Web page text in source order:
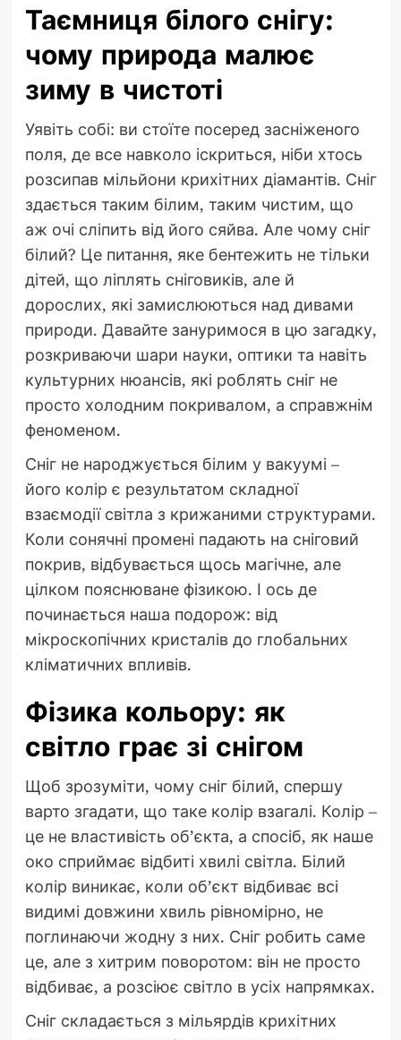
Таємниця білого снігу:
чому природа малює
зиму в чистоті
Уявіть собі: ви стоїте посеред засніженого
поля, де все навколо іскриться, ніби хтось
розсипав мільйони крихітних діамантів. Сніг
здається таким білим, таким чистим, що
аж очі сліпить від його сяйва. Але чому сніг
білий? Це питання, яке бентежить не тільки
дітей, що ліплять сніговиків, але й
дорослих, які замислюються над дивами
природи. Давайте зануримося в цю загадку,
розкриваючи шари науки, оптики та навіть
культурних нюансів, які роблять сніг не
просто холодним покривалом, а справжнім
феноменом.
Сніг не народжується білим у вакуумі –
його колір є результатом складної
взаємодії світла з крижаними структурами.
Коли сонячні промені падають на сніговий
покрив, відбувається щось магічне, але
цілком пояснюване фізикою. І ось де
починається наша подорож: від
мікроскопічних кристалів до глобальних
кліматичних впливів.
Фізика кольору: як
світло грає зі снігом
Щоб зрозуміти, чому сніг білий, спершу
варто згадати, що таке колір взагалі. Колір –
це не властивість об’єкта, а спосіб, як наше
око сприймає відбиті хвилі світла. Білий
колір виникає, коли об’єкт відбиває всі
видимі довжини хвиль рівномірно, не
поглинаючи жодну з них. Сніг робить саме
це, але з хитрим поворотом: він не просто
відбиває, а розсіює світло в усіх напрямках.
Сніг складається з мільярдів крихітних